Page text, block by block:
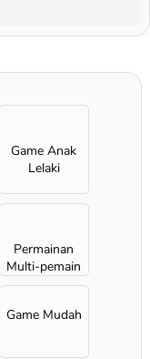
Game Anak
Lelaki
Permainan
Multi-pemain
Game Mudah